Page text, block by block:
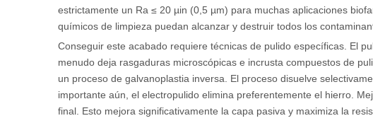
estrictamente un Ra ≤ 20 µin (0,5 µm) para muchas aplicaciones
químicos de limpieza puedan alcanzar y destruir todos los
Conseguir este acabado requiere técnicas de pulido específicas. El
menudo deja rasgaduras microscópicas e incrusta compuestos de
un proceso de galvanoplastia inversa. El proceso disuelve
importante aún, el electropulido elimina preferentemente el hierro.
final. Esto mejora significativamente la capa pasiva y maximiza la